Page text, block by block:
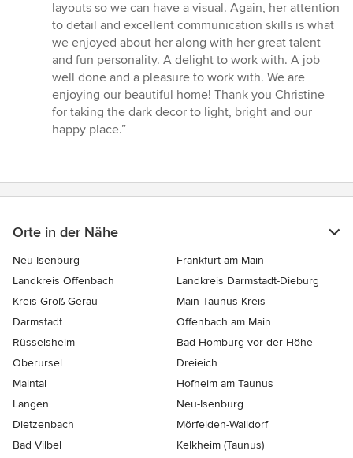
layouts so we can have a visual. Again, her attention
to detail and excellent communication skills is what
we enjoyed about her along with her great talent
and fun personality. A delight to work with. A job
well done and a pleasure to work with. We are
enjoying our beautiful home! Thank you Christine
for taking the dark decor to light, bright and our
happy place.”
Orte in der Nähe
Neu-Isenburg
Frankfurt am Main
Landkreis Offenbach
Landkreis Darmstadt-Dieburg
Kreis Groß-Gerau
Main-Taunus-Kreis
Darmstadt
Offenbach am Main
Rüsselsheim
Bad Homburg vor der Höhe
Oberursel
Dreieich
Maintal
Hofheim am Taunus
Langen
Neu-Isenburg
Dietzenbach
Mörfelden-Walldorf
Bad Vilbel
Kelkheim (Taunus)